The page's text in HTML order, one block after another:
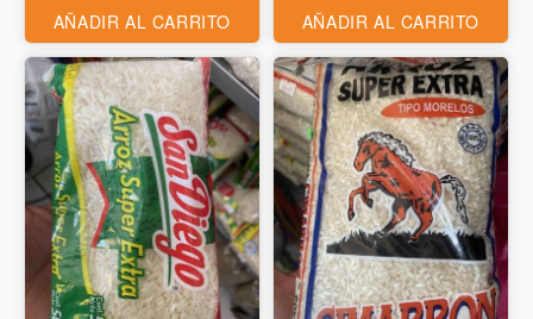
AÑADIR AL CARRITO AÑADIR AL CARRITO